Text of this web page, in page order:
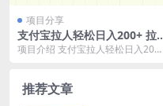
项目分享
支付宝拉人轻松日入200+ 拉
一个40-80不等认真做一天拉
项目介绍 支付宝拉人轻松日入200+
推荐文章